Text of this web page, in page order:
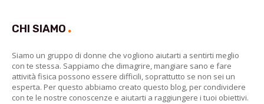
CHI SIAMO
Siamo un gruppo di donne che vogliono aiutarti a sentirti meglio
con te stessa. Sappiamo che dimagrire, mangiare sano e fare
attività fisica possono essere difficili, soprattutto se non sei un
esperta. Per questo abbiamo creato questo blog, per condividere
con te le nostre conoscenze e aiutarti a raggiungere i tuoi obiettivi.